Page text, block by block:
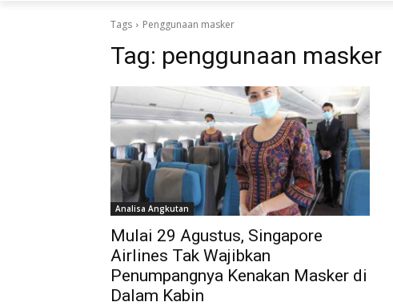
Tags Penggunaan masker
Tag: penggunaan masker
Analisa Angkutan
Mulai 29 Agustus, Singapore
Airlines Tak Wajibkan
Penumpangnya Kenakan Masker di
Dalam Kabin